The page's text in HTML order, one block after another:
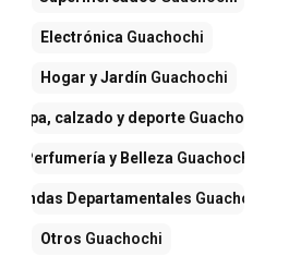
Electrónica Guachochi
Hogar y Jardín Guachochi
Ropa, calzado y deporte Guachochi
Perfumería y Belleza Guachochi
Tiendas Departamentales Guachochi
Otros Guachochi